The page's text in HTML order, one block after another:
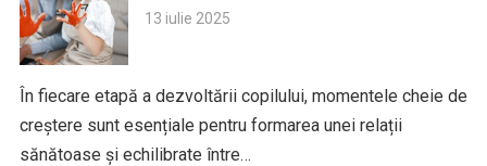
13 iulie 2025
În fiecare etapă a dezvoltării copilului, momentele cheie de
creștere sunt esențiale pentru formarea unei relații
sănătoase și echilibrate între…